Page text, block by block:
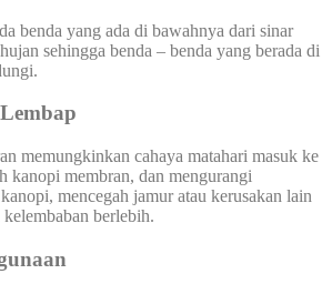
benda yang ada di bawahnya dari sinar
sehingga benda – benda yang berada di
memungkinkan cahaya matahari masuk ke
kanopi membran, dan mengurangi
mencegah jamur atau kerusakan lain
berlebih.